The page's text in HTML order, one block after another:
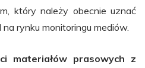
który należy obecnie uznać
rynku monitoringu mediów.
materiałów prasowych z